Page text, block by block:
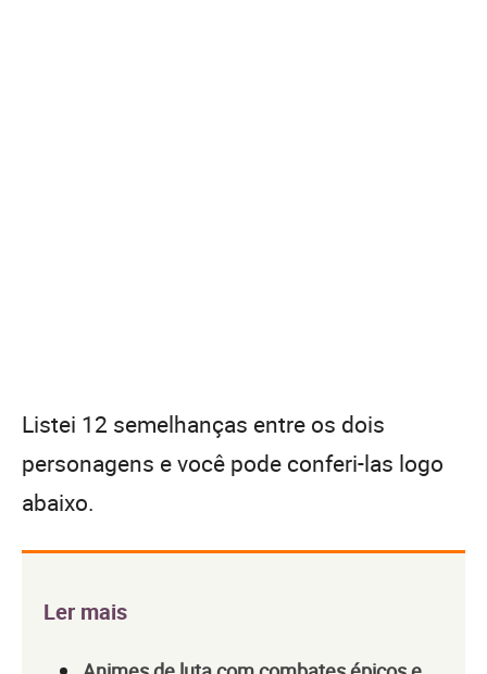
Listei 12 semelhanças entre os dois
personagens e você pode conferi-las logo
abaixo.
Ler mais